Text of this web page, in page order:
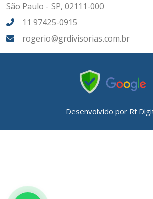
São Paulo - SP, 02111-000
11 97425-0915
rogerio@grdivisorias.com.br
Desenvolvido por Rf